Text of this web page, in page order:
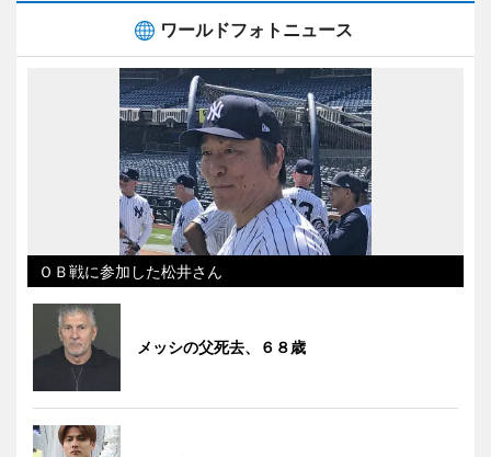
ワールドフォトニュース
ＯＢ戦に参加した松井さん
メッシの父死去、６８歳